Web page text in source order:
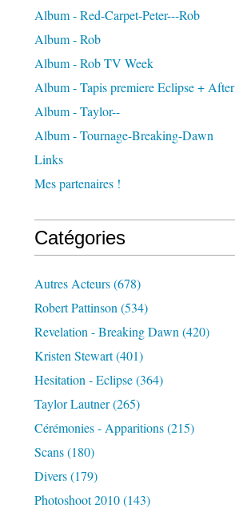
Album - Red-Carpet-Peter---Rob
Album - Rob
Album - Rob TV Week
Album - Tapis premiere Eclipse + After
Album - Taylor--
Album - Tournage-Breaking-Dawn
Links
Mes partenaires !
Catégories
Autres Acteurs(678)
Robert Pattinson (534)
Revelation - Breaking Dawn (420)
Kristen Stewart(401)
Hesitation - Eclipse(364)
Taylor Lautner(265)
Cérémonies - Apparitions(215)
Scans(180)
Divers(179)
Photoshoot 2010(143)